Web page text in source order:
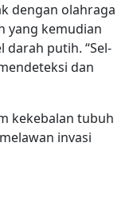
dengan olahraga
yang kemudian
darah putih. “Sel-
dan
kekebalan tubuh
invasi